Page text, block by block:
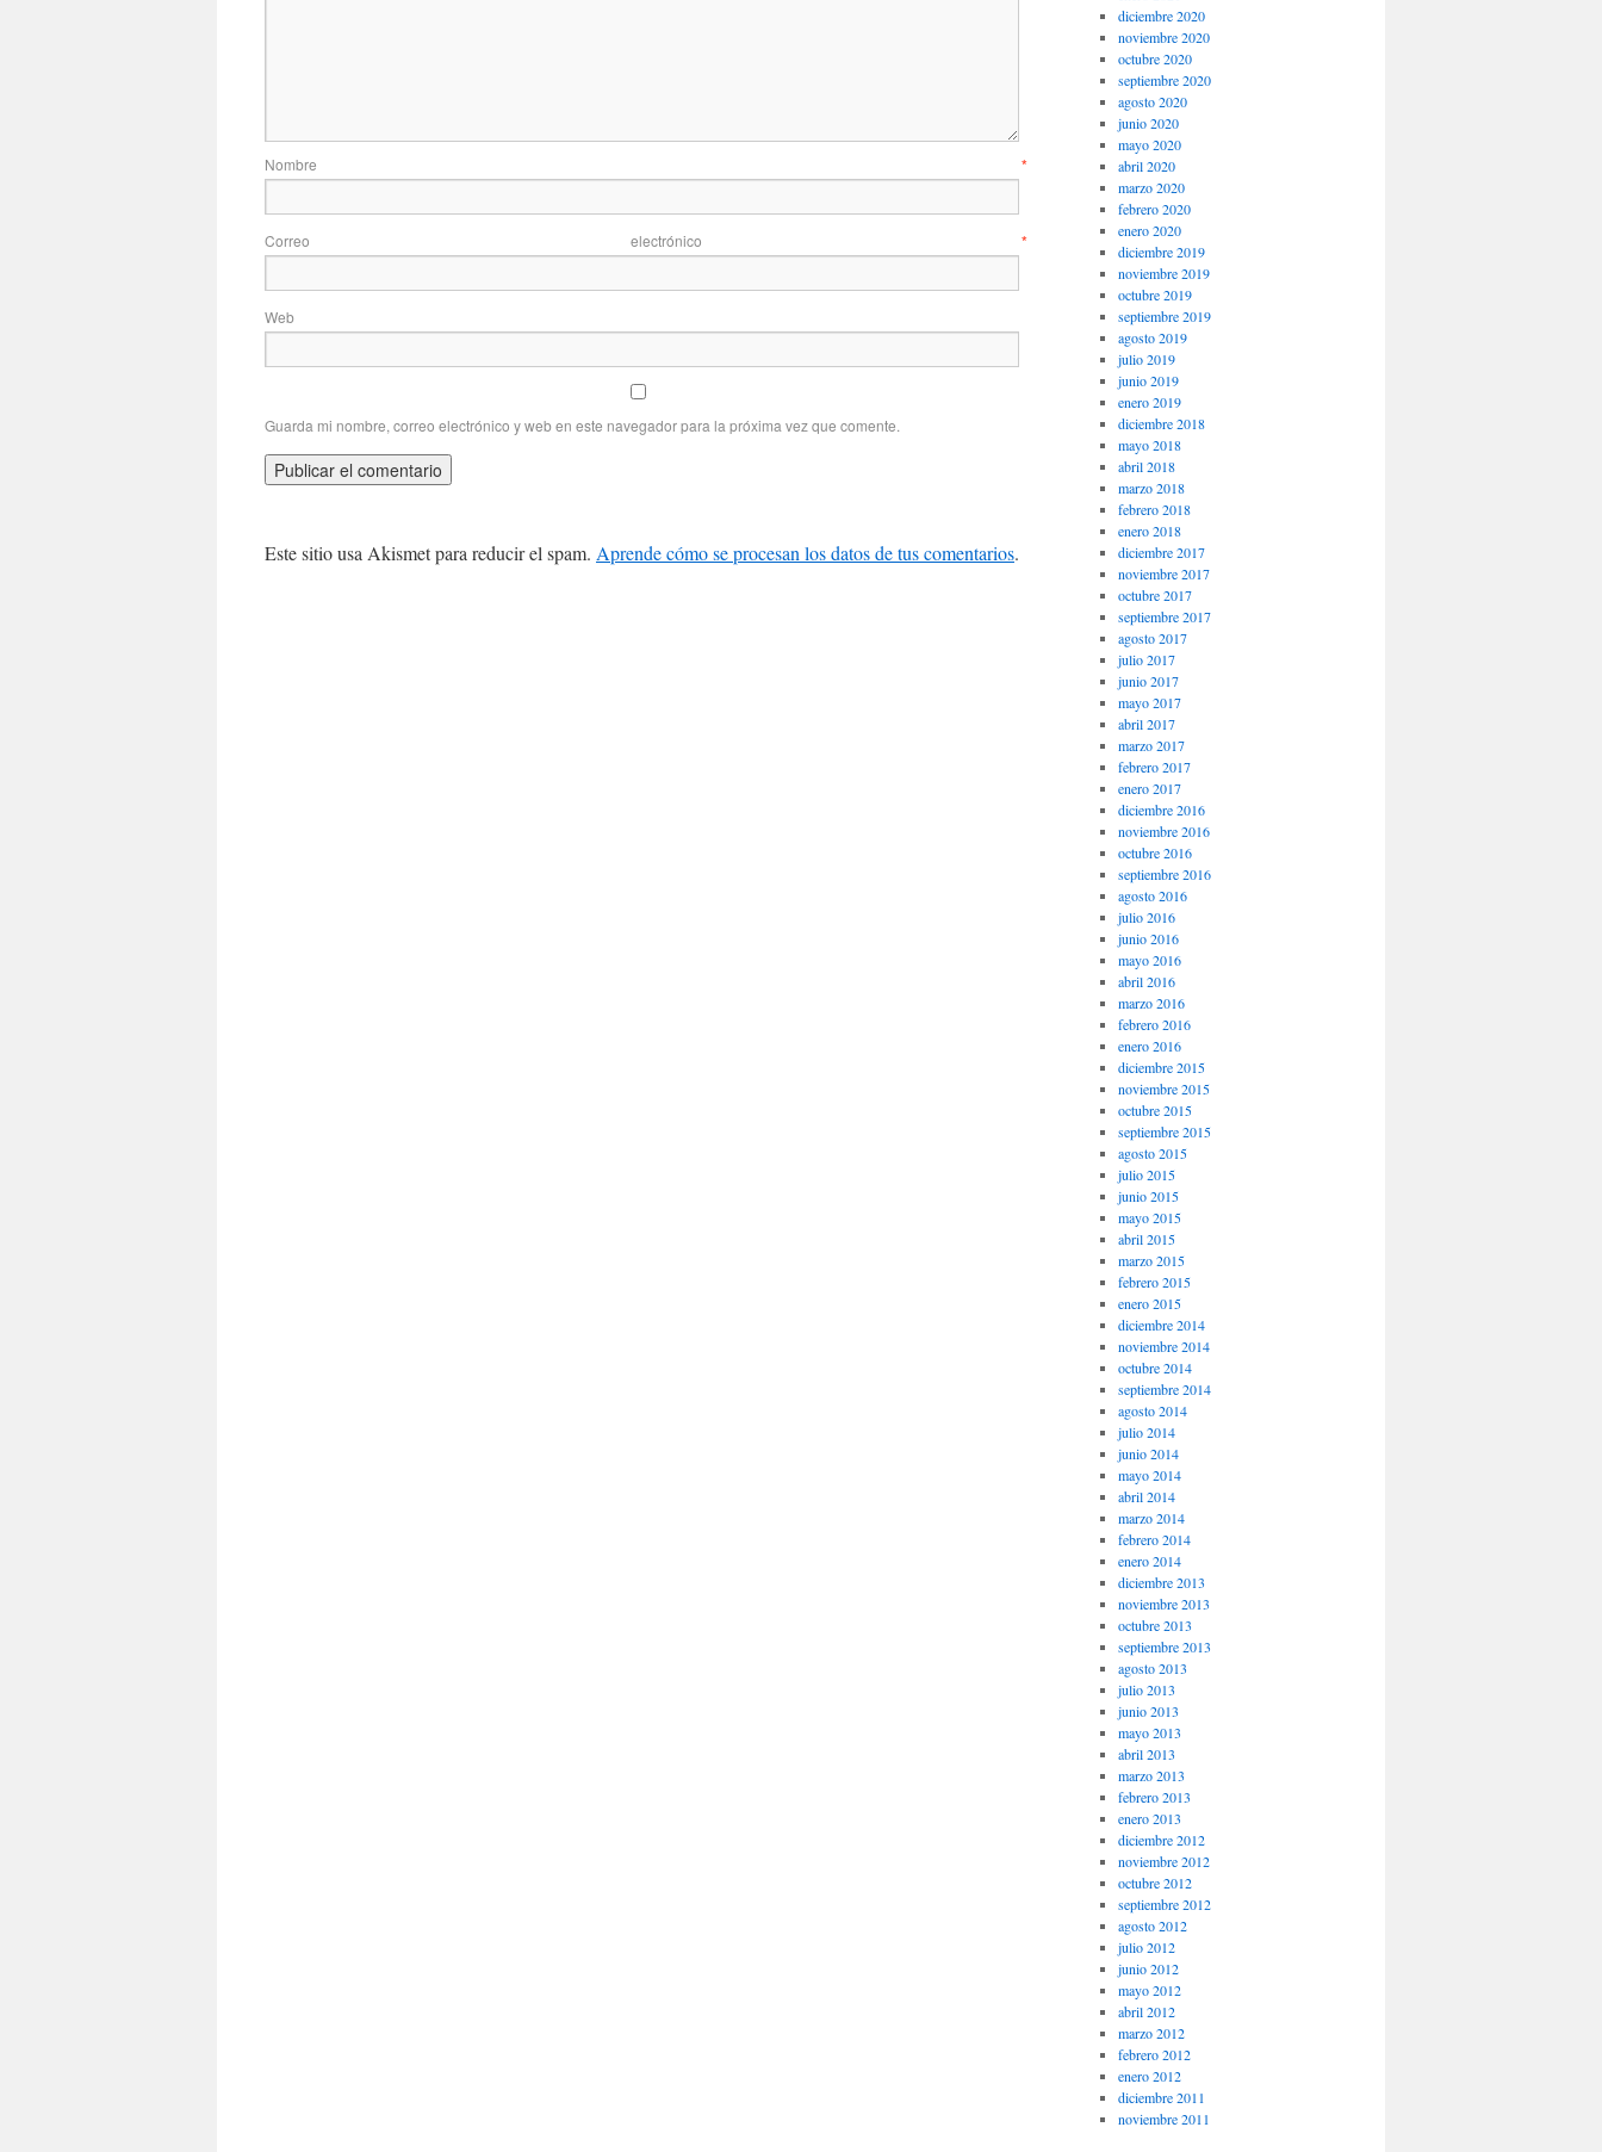
Nombre *
Correo electrónico *
Web
Guarda mi nombre, correo electrónico y web en este navegador para la próxima vez que comente.
Este sitio usa Akismet para reducir el spam. Aprende cómo se procesan los datos de tus comentarios.
diciembre 2020
noviembre 2020
octubre 2020
septiembre 2020
agosto 2020
junio 2020
mayo 2020
abril 2020
marzo 2020
febrero 2020
enero 2020
diciembre 2019
noviembre 2019
octubre 2019
septiembre 2019
agosto 2019
julio 2019
junio 2019
enero 2019
diciembre 2018
mayo 2018
abril 2018
marzo 2018
febrero 2018
enero 2018
diciembre 2017
noviembre 2017
octubre 2017
septiembre 2017
agosto 2017
julio 2017
junio 2017
mayo 2017
abril 2017
marzo 2017
febrero 2017
enero 2017
diciembre 2016
noviembre 2016
octubre 2016
septiembre 2016
agosto 2016
julio 2016
junio 2016
mayo 2016
abril 2016
marzo 2016
febrero 2016
enero 2016
diciembre 2015
noviembre 2015
octubre 2015
septiembre 2015
agosto 2015
julio 2015
junio 2015
mayo 2015
abril 2015
marzo 2015
febrero 2015
enero 2015
diciembre 2014
noviembre 2014
octubre 2014
septiembre 2014
agosto 2014
julio 2014
junio 2014
mayo 2014
abril 2014
marzo 2014
febrero 2014
enero 2014
diciembre 2013
noviembre 2013
octubre 2013
septiembre 2013
agosto 2013
julio 2013
junio 2013
mayo 2013
abril 2013
marzo 2013
febrero 2013
enero 2013
diciembre 2012
noviembre 2012
octubre 2012
septiembre 2012
agosto 2012
julio 2012
junio 2012
mayo 2012
abril 2012
marzo 2012
febrero 2012
enero 2012
diciembre 2011
noviembre 2011